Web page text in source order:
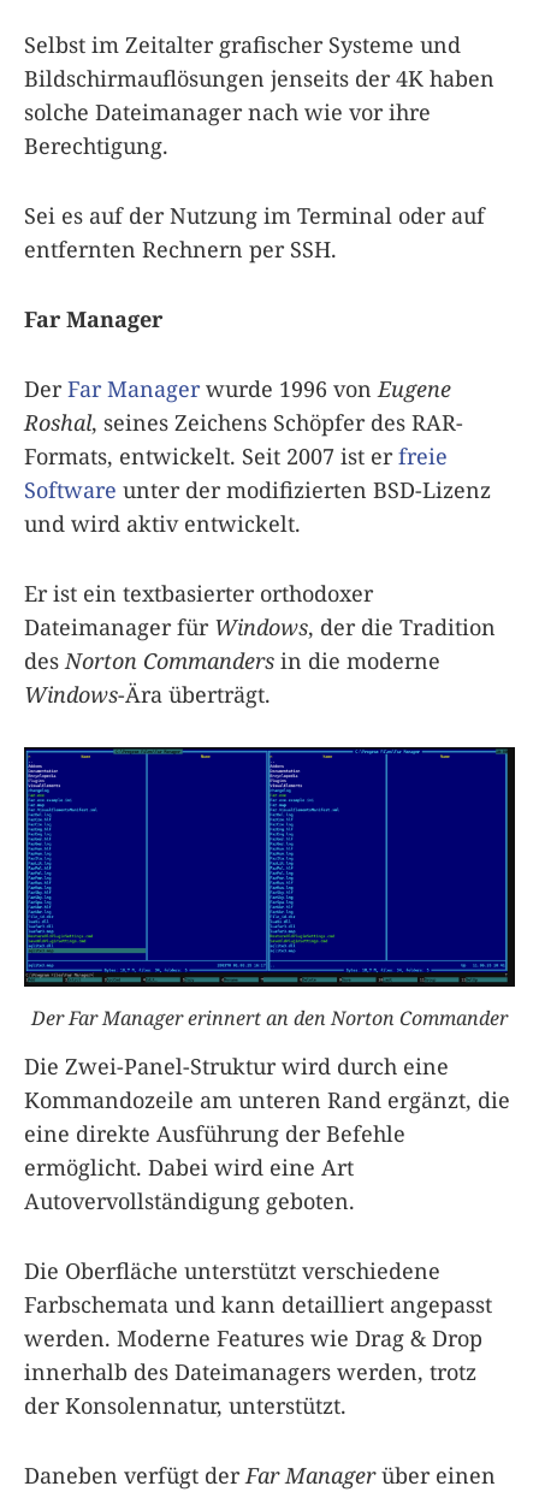
Selbst im Zeitalter grafischer Systeme und
Bildschirmauflösungen jenseits der 4K haben
solche Dateimanager nach wie vor ihre
Berechtigung.
Sei es auf der Nutzung im Terminal oder auf
entfernten Rechnern per SSH.
Far Manager
DerFar Managerwurde 1996 von Eugene
Roshal, seines Zeichens Schöpfer des RAR-
Formats, entwickelt. Seit 2007 ist erfreie
Software unter der modifizierten BSD-Lizenz
und wird aktiv entwickelt.
Er ist ein textbasierter orthodoxer
Dateimanager für Windows, der die Tradition
des Norton Commanders in die moderne
Windows-Ära überträgt.
Der Far Manager erinnert an den Norton Commander
Die Zwei-Panel-Struktur wird durch eine
Kommandozeile am unteren Rand ergänzt, die
eine direkte Ausführung der Befehle
ermöglicht. Dabei wird eine Art
Autovervollständigung geboten.
Die Oberfläche unterstützt verschiedene
Farbschemata und kann detailliert angepasst
werden. Moderne Features wie Drag & Drop
innerhalb des Dateimanagers werden, trotz
der Konsolennatur, unterstützt.
Daneben verfügt der Far Managerüber einen